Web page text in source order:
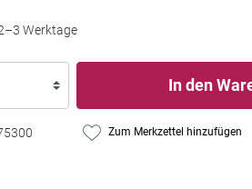
Werktage
In den
Zum Merkzettel hinzufügen